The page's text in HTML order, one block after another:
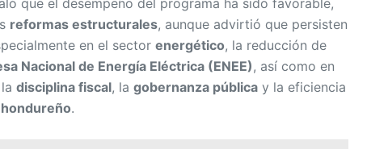
que el desempeño del programa ha sido favorable,
reformas estructurales, aunque advirtió que persisten
en el sector energético, la reducción de
Nacional de Energía Eléctrica (ENEE), así como en
disciplina fiscal, la gobernanza pública y la eficiencia
.